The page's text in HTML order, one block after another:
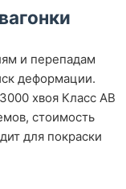
и перепадам
деформации.
хвоя Класс АВ
стоимость
для покраски